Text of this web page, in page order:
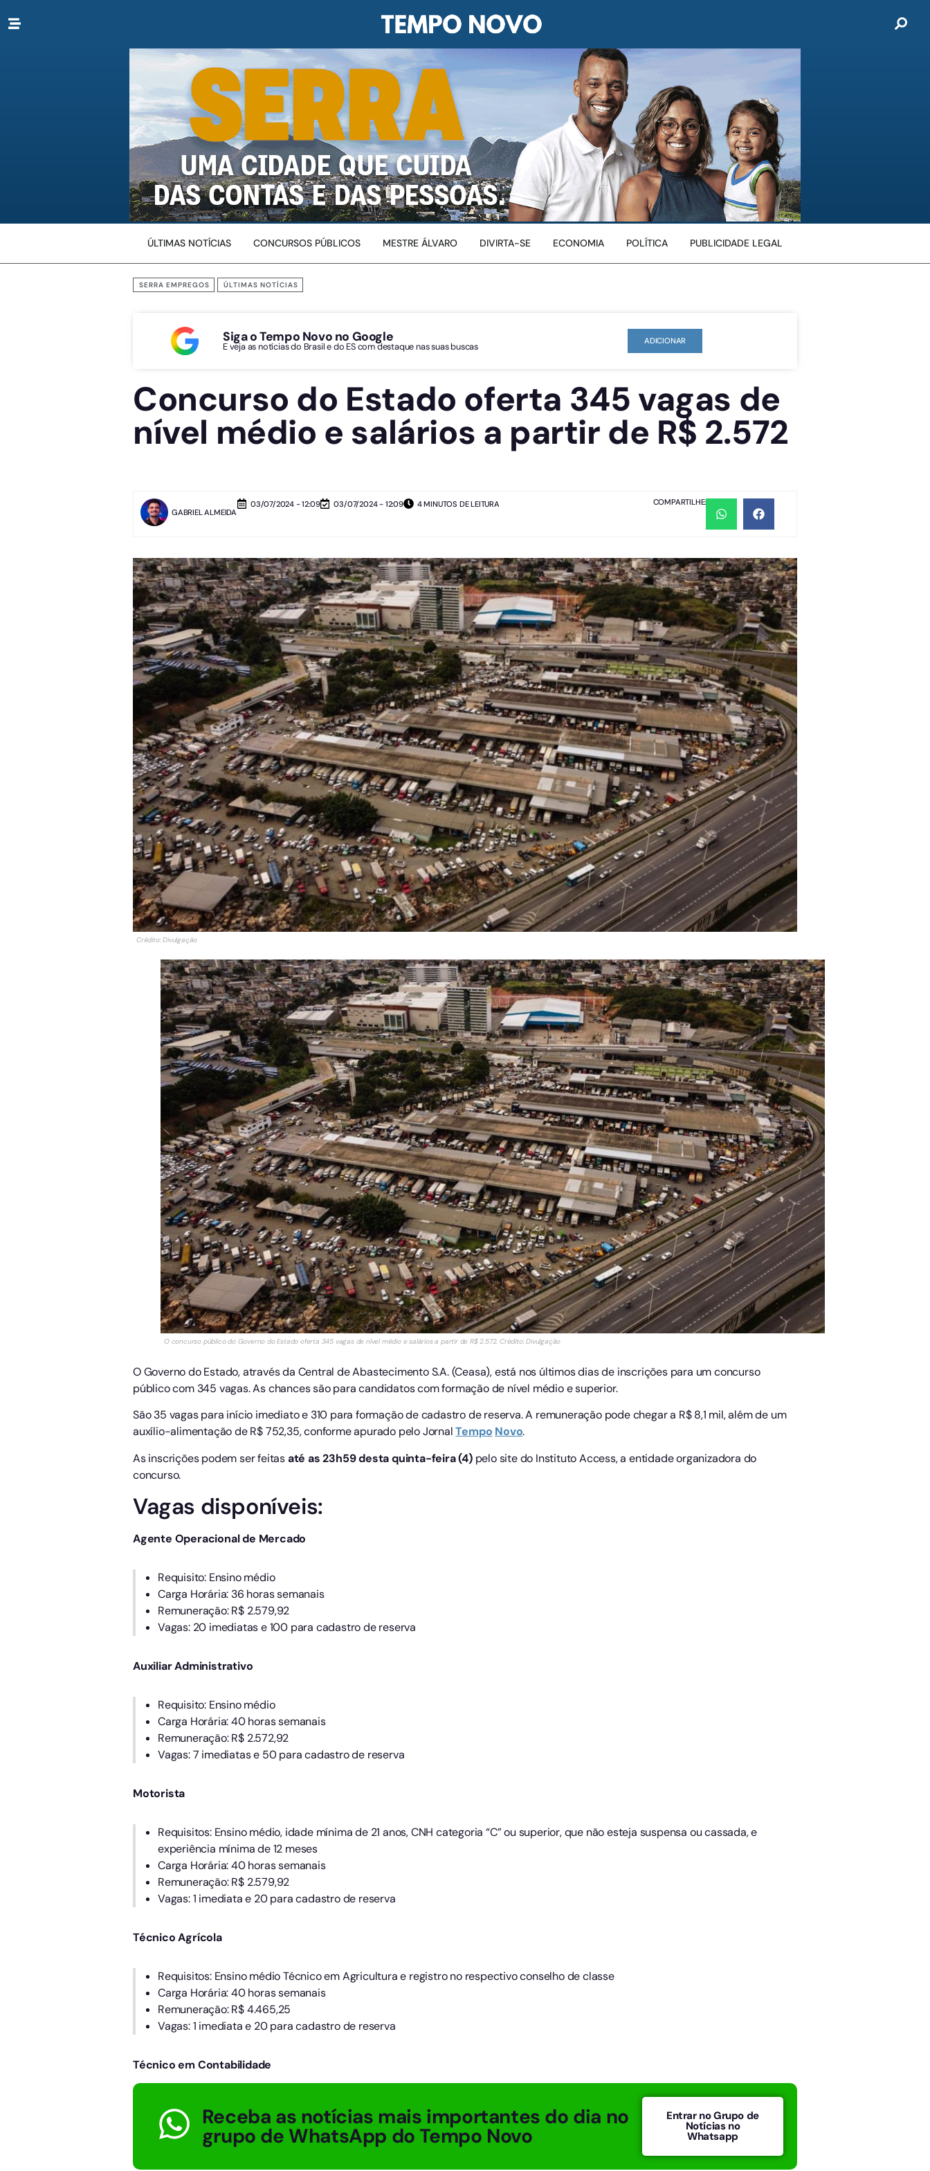
ÚLTIMAS NOTÍCIAS CONCURSOS PÚBLICOS MESTRE ÁLVARO DIVIRTA-SE ECONOMIA POLÍTICA PUBLICIDADE LEGAL
SERRA EMPREGOS ÚLTIMAS NOTÍCIAS
Siga o Tempo Novo no Google
E veja as notícias do Brasil e do ES com destaque nas suas buscas ADICIONAR
Concurso do Estado oferta 345 vagas de
nível médio e salários a partir de R$ 2.572
GABRIEL ALMEIDA
03/07/2024 - 12:09 03/07/2024 - 12:09 4 MINUTOS DE LEITURA COMPARTILHE:
Crédito: Divulgação
O concurso público do Governo do Estado oferta 345 vagas de nível médio e salários a partir de R$ 2.572. Crédito: Divulgação
O Governo do Estado, através da Central de Abastecimento S.A. (Ceasa), está nos últimos dias de inscrições para um concurso
público com 345 vagas. As chances são para candidatos com formação de nível médio e superior.
São 35 vagas para início imediato e 310 para formação de cadastro de reserva. A remuneração pode chegar a R$ 8,1 mil, além de um
auxílio-alimentação de R$ 752,35, conforme apurado pelo JornalTempo Novo.
As inscrições podem ser feitasaté as 23h59 desta quinta-feira (4)pelo site do Instituto Access, a entidade organizadora do
concurso.
Vagas disponíveis:
Agente Operacional de Mercado
Requisito: Ensino médio
Carga Horária: 36 horas semanais
Remuneração: R$ 2.579,92
Vagas: 20 imediatas e 100 para cadastro de reserva
Auxiliar Administrativo
Requisito: Ensino médio
Carga Horária: 40 horas semanais
Remuneração: R$ 2.572,92
Vagas: 7 imediatas e 50 para cadastro de reserva
Motorista
Requisitos: Ensino médio, idade mínima de 21 anos, CNH categoria “C” ou superior, que não esteja suspensa ou cassada, e
experiência mínima de 12 meses
Carga Horária: 40 horas semanais
Remuneração: R$ 2.579,92
Vagas: 1 imediata e 20 para cadastro de reserva
Técnico Agrícola
Requisitos: Ensino médio Técnico em Agricultura e registro no respectivo conselho de classe
Carga Horária: 40 horas semanais
Remuneração: R$ 4.465,25
Vagas: 1 imediata e 20 para cadastro de reserva
Técnico em Contabilidade
Receba as notícias mais importantes do dia no
grupo de WhatsApp do Tempo Novo
Entrar no Grupo de
Notícias no
Whatsapp